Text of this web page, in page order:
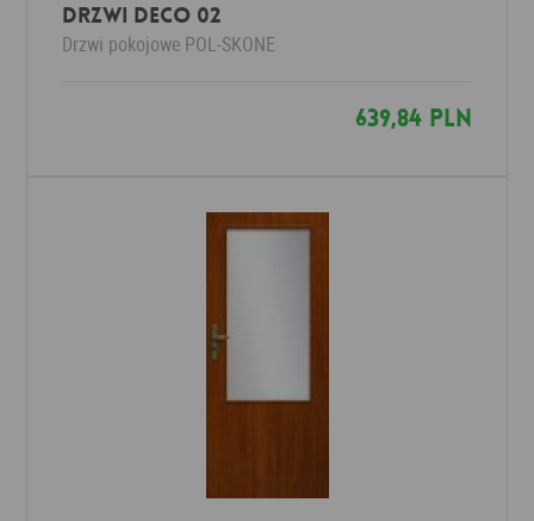
Drzwi Deco 02
Drzwi pokojowe POL-SKONE
639,84 PLN